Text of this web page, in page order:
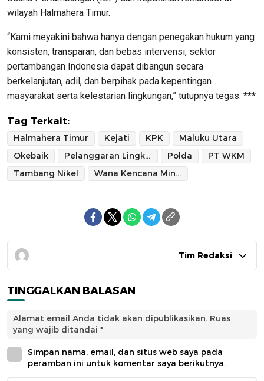
wilayah Halmahera Timur.
“Kami meyakini bahwa hanya dengan penegakan hukum yang
konsisten, transparan, dan bebas intervensi, sektor
pertambangan Indonesia dapat dibangun secara
berkelanjutan, adil, dan berpihak pada kepentingan
masyarakat serta kelestarian lingkungan,” tutupnya tegas. ***
Tag Terkait:
Halmahera Timur Kejati KPK
Maluku Utara
Okebaik
Pelanggaran Lingkungan Polda
PT WKM
Tambang Nikel
Wana Kencana Mineral
Tim Redaksi
TINGGALKAN BALASAN
Alamat email Anda tidak akan dipublikasikan. Ruas
yang wajib ditandai *
Simpan nama, email, dan situs web saya pada
peramban ini untuk komentar saya berikutnya.